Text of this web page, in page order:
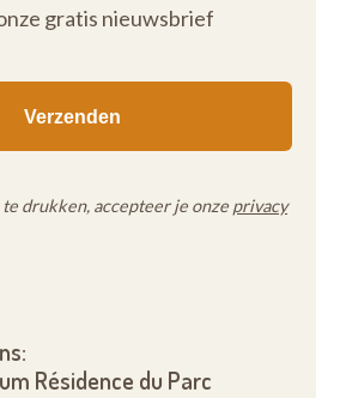
gratis nieuwsbrief
drukken, accepteer je onze privacy
Résidence du Parc